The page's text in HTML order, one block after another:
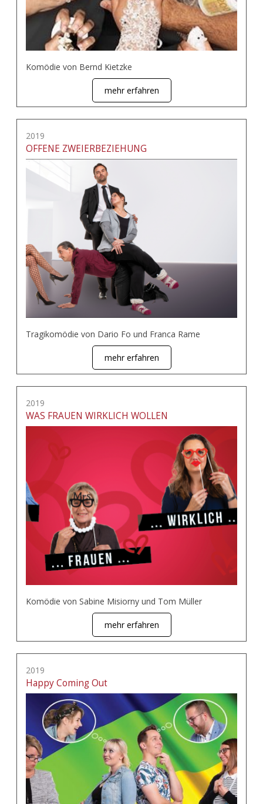
Komödie von Bernd Kietzke
mehr erfahren
2019
OFFENE ZWEIERBEZIEHUNG
Tragikomödie von Dario Fo und Franca Rame
mehr erfahren
2019
WAS FRAUEN WIRKLICH WOLLEN
Komödie von Sabine Misiorny und Tom Müller
mehr erfahren
2019
Happy Coming Out